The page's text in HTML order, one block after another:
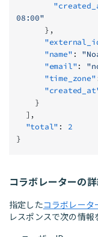
08:00"
      },
      "name"
:
      "email"
: "
      "time_zone"
    }
  ],
  "total"
: 2
}
コラボレーターの
指定したコラボレータ
レスポンスで次の情報